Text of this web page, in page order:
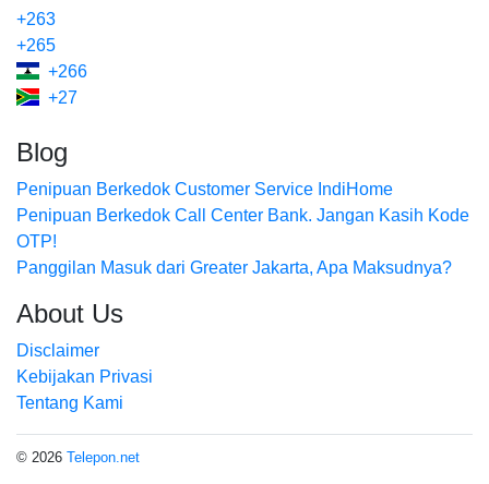
+263
+265
+266
+27
Blog
Penipuan Berkedok Customer Service IndiHome
Penipuan Berkedok Call Center Bank. Jangan Kasih Kode
OTP!
Panggilan Masuk dari Greater Jakarta, Apa Maksudnya?
About Us
Disclaimer
Kebijakan Privasi
Tentang Kami
© 2026 Telepon.net